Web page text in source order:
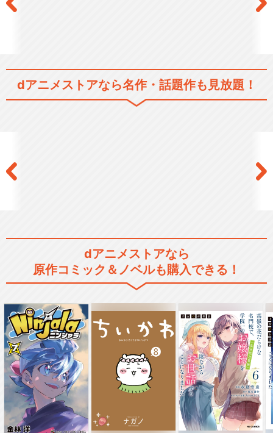
ソードアート・オンライン ア
ソードアート・オンライン Ex
tra Edit…
劇場版 ソードアート・オンラ
イン -オーディナ…
劇場版 ソードアート・オンラ
イン-プログレッシ…
dアニメストアなら名作・話題作も見放題！
dアニメストアなら
原作コミック＆ノベルも購入できる！